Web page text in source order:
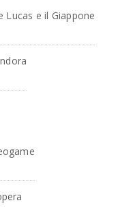
Lucas e il Giappone